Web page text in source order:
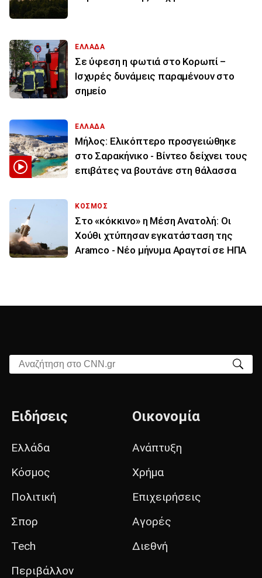
ΕΛΛΑΔΑ
Σε ύφεση η φωτιά στο Κορωπί –
Ισχυρές δυνάμεις παραμένουν στο
σημείο
ΕΛΛΑΔΑ
Μήλος: Ελικόπτερο προσγειώθηκε
στο Σαρακήνικο - Βίντεο δείχνει τους
επιβάτες να βουτάνε στη θάλασσα
ΚΟΣΜΟΣ
Στο «κόκκινο» η Μέση Ανατολή: Οι
Χούθι χτύπησαν εγκατάσταση της
Aramco - Νέο μήνυμα Αραγτσί σε ΗΠΑ
Αναζήτηση στο CNN.gr
Ειδήσεις
Ελλάδα
Κόσμος
Πολιτική
Σπορ
Tech
Περιβάλλον
Οικονομία
Ανάπτυξη
Χρήμα
Επιχειρήσεις
Αγορές
Διεθνή